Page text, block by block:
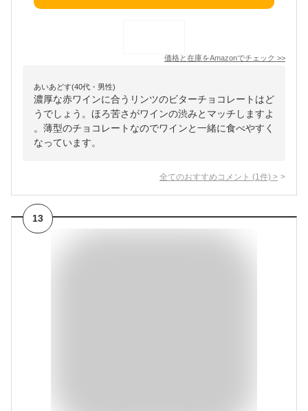
価格と在庫をAmazonでチェック >>
あいあどす(40代・男性)
濃厚な赤ワインに合うリンツのビターチョコレートはど
うでしょう。ほろ苦さがワインの渋みとマッチしますよ
。薄型のチョコレートなのでワインと一緒に食べやすく
なっています。
全てのおすすめコメント (1 件) >
13